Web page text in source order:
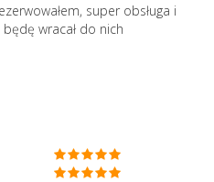
super obsługa i
wracał do nich